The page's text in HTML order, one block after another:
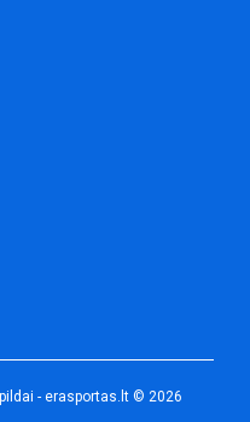
- erasportas.lt © 2026